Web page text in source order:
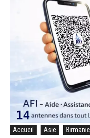
Accueil Asie Birmanie